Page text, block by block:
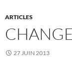
ARTICLES
27 JUIN 2013